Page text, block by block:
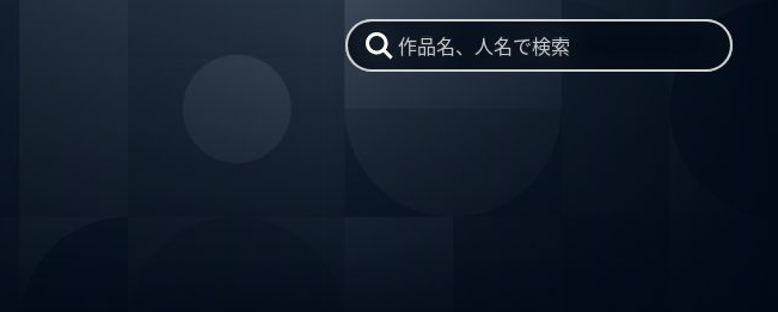
作品名、人名で検索